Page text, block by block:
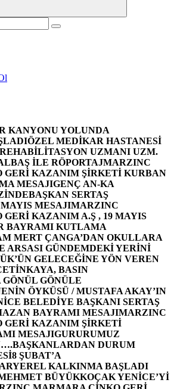
KANYONU YOLUNDA
ÖZEL MEDİKAR HASTANESİ
UZMANI UZM.
İLE RÖPORTAJMARZINC
GERİ KAZANIM ŞİRKETİ KURBAN
MESAJIGENÇ AN-KA
BAŞKAN SERTAŞ
MESAJIMARZINC
KAZANIM A.Ş , 19 MAYIS
BAYRAMI KUTLAMA
MERT ÇANGA’DAN OKULLARA
ARSASI GÜNDEMDEKİ YERİNİ
GELECEĞİNE YÖN VEREN
BASIN
GÖNÜLE
ÖYKÜSÜ / MUSTAFA AKAY’IN
BELEDİYE BAŞKANI SERTAŞ
BAYRAMI MESAJIMARZINC
GERİ KAZANIM ŞİRKETİ
MESAJIGURURUMUZ
BAŞKANLARDAN DURUM
8 ŞUBAT’A
YEREL KALKINMA BAŞLADI
BÜYÜKKOÇAK YENİCE’Yİ